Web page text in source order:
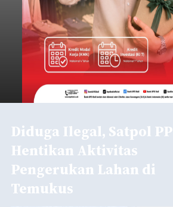
Diduga Ilegal, Satpol PP
Hentikan Aktivitas
Pengerukan Lahan di
Temukus